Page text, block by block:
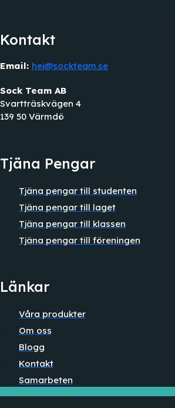
Kontakt
Email: hej@sockteam.se
Sock Team AB
Svartträskvägen 4
139 50 Värmdö
Tjäna Pengar
Tjäna pengar till studenten
Tjäna pengar till laget
Tjäna pengar till klassen
Tjäna pengar till föreningen
Länkar
Våra produkter
Om oss
Blogg
Kontakt
Samarbeten